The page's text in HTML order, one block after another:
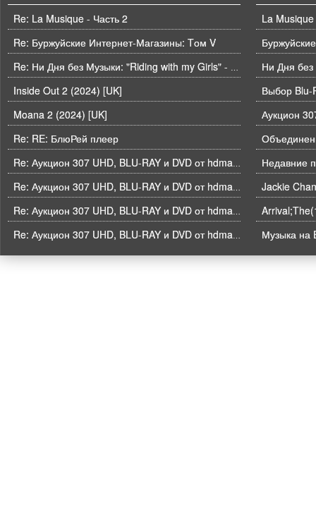
Re: La Musique - Часть 2
Re: Буржуйские Интернет-Магазины: Tом V
Inside Out 2 (2024) [UK]
Moana 2 (2024) [UK]
Re: RE: БлюРей плеер
La
Ни Дня
Выбор Blu-
Недавние
Музыка на